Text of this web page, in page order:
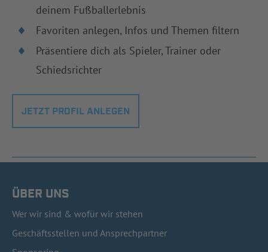
deinem Fußballerlebnis
Favoriten anlegen, Infos und Themen filtern
Präsentiere dich als Spieler, Trainer oder
Schiedsrichter
JETZT PROFIL ANLEGEN
ÜBER UNS
Wer wir sind & wofür wir stehen
Geschäftsstellen und Ansprechpartner